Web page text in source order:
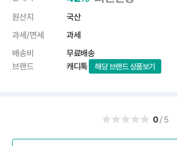
원산지
국산
과세/면세
과세
배송비
무료배송
브랜드
캐디톡 해당 브랜드 상품보기
0/5